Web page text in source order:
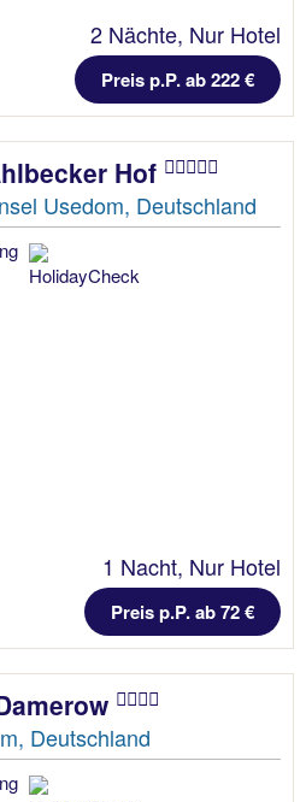
2 Nächte, Nur Hotel
Preis p.P. ab 222 €
Hof
Usedom, Deutschland
1 Nacht, Nur Hotel
Preis p.P. ab 72 €
Deutschland